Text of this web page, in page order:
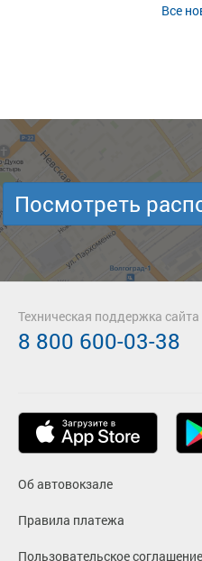
Все
Посмотреть
Об автовокзале
Правила платежа
Пользовательское соглашение
Техническая поддержка сайта
8 800 600-03-38